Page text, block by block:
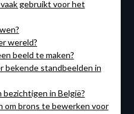
gebruikt voor het
wereld?
beeld te maken?
bekende standbeelden in
bezichtigen in België?
om brons te bewerken voor